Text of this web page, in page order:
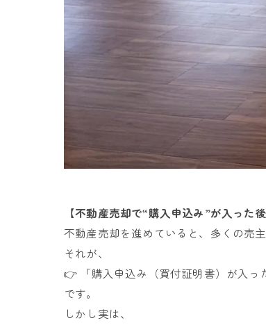
【不動産売却で“購入申込み”が入っ
不動産売却を進めていると、多くの売
それが、
👉 「購入申込み（買付証明書）が入っ
です。
しかし実は、